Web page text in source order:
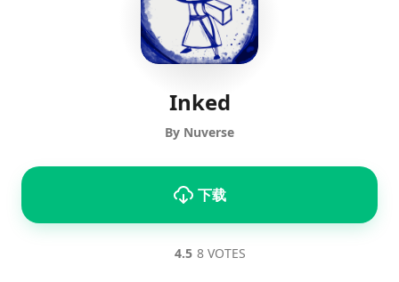
TelegramFacebook
Inked
By Nuverse
下载
4.5 8 VOTES